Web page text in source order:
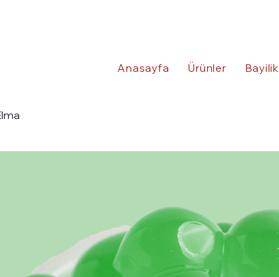
Anasayfa Ürünler Bayilik